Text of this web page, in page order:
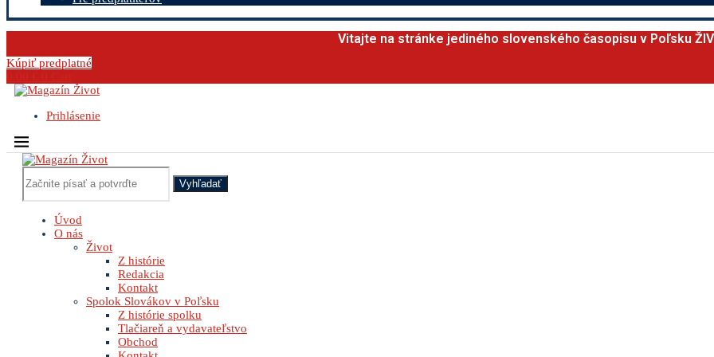
Vitajte na stránke jediného slovenského časopisu v Poľsku
Kúpiť predplatné
Prihlásenie
Vyhľadať
Úvod
O nás
Život
Z histórie
Redakcia
Kontakt
Spolok Slovákov v Poľsku
Z histórie spolku
Tlačiareň a vydavateľstvo
Obchod